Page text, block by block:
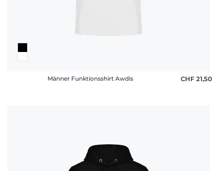
Männer Funktionsshirt Awdis CHF 21,50